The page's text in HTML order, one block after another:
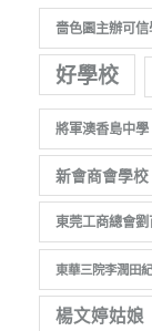
嗇色園主辦可信
好學校
將軍澳香島中學
新會商會學校
東莞工商總會
東華三院李潤田
楊文婷姑娘